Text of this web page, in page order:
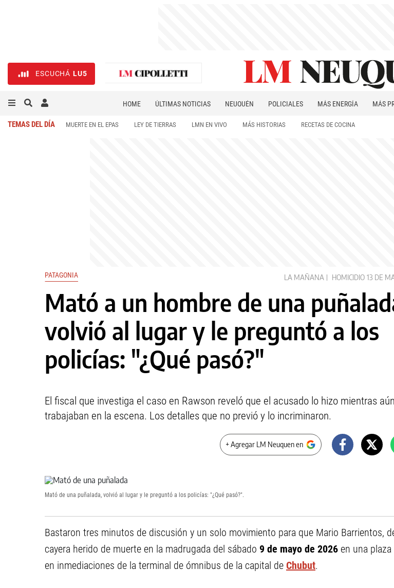
ESCUCHÁ LU5
HOME ÚLTIMAS NOTICIAS NEUQUÉN POLICIALES MÁS ENERGÍA MÁS
TEMAS DEL DÍA MUERTE EN EL EPAS LEY DE TIERRAS LMN EN VIVO MÁS HISTORIAS RECETAS DE COCINA
PATAGONIA LA MAÑANA HOMICIDIO 13 DE
Mató a un hombre de una
volvió al lugar y le preguntó a los
policías: "¿Qué pasó?"
El fiscal que investiga el caso en Rawson reveló que el acusado lo hizo mientras aún
trabajaban en la escena. Los detalles que no previó y lo incriminaron.
+ Agregar LM Neuquen en
Mató de una puñalada, volvió al lugar y le preguntó a los policías: "¿Qué pasó?".
Bastaron tres minutos de discusión y un solo movimiento para que Mario Barrientos,
cayera herido de muerte en la madrugada del sábado 9 de mayo de 2026 en una plaza
en inmediaciones de la terminal de ómnibus de la capital de Chubut.